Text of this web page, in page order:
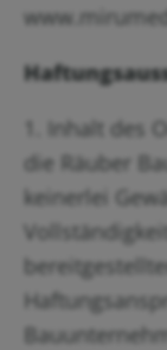
1. Inhalt des
die Räuber
keinerlei